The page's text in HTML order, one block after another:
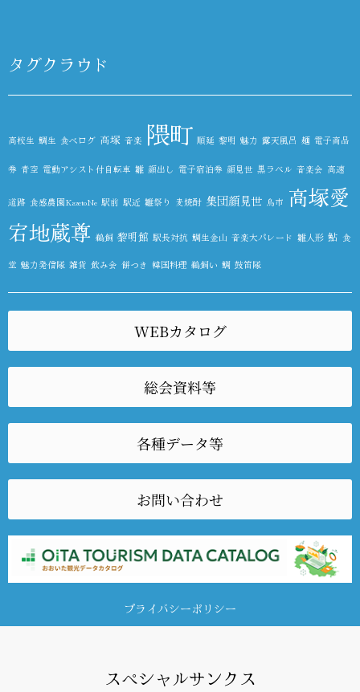
タグクラウド
高校生 鯛生 食べログ 高塚 音楽 隈町 順延 黎明 魅力 露天風呂 麺 電子商品
券 青空 電動アシスト付自転車 雛 顔出し 電子宿泊券 顔見世 黒ラベル 音楽会 高速
道路 食感農園KazetoNe 駅前 駅近 雛祭り 麦焼酎 集団顔見世 鳥市 高塚愛
宕地蔵尊 鵜飼 黎明館 駅長対抗 鯛生金山 音楽大パレード 雛人形 鮎 食
堂 魅力発信隊 雑貨 飲み会 餅つき 韓国料理 鵜飼い 鯛 鼓笛隊
WEBカタログ
総会資料等
各種データ等
お問い合わせ
プライバシーポリシー
スペシャルサンクス